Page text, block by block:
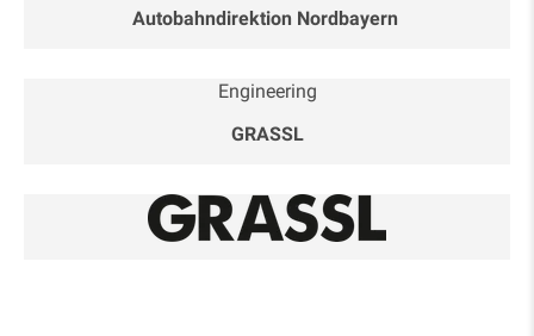
Autobahndirektion Nordbayern
Engineering
GRASSL